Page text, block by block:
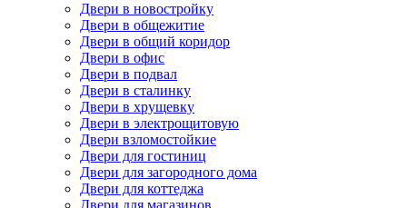
Двери в новостройку
Двери в общежитие
Двери в общий коридор
Двери в офис
Двери в подвал
Двери в сталинку
Двери в хрущевку
Двери в электрощитовую
Двери взломостойкие
Двери для гостиниц
Двери для загородного дома
Двери для коттеджа
Двери для магазинов